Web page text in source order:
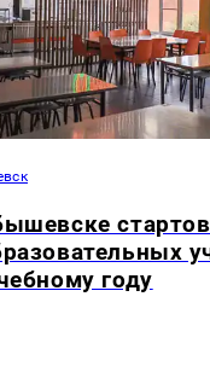
году